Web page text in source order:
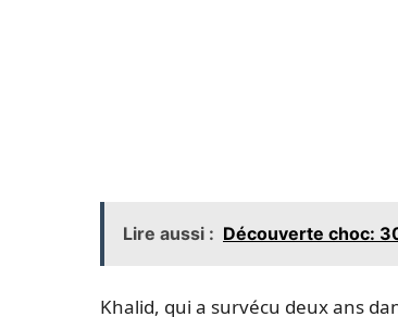
Lire aussi : Découverte choc:
Khalid, qui a survécu deux ans